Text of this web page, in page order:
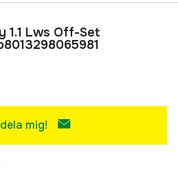
1.1 Lws Off-Set
mig!